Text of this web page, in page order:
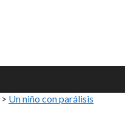
> Un niño con parálisis